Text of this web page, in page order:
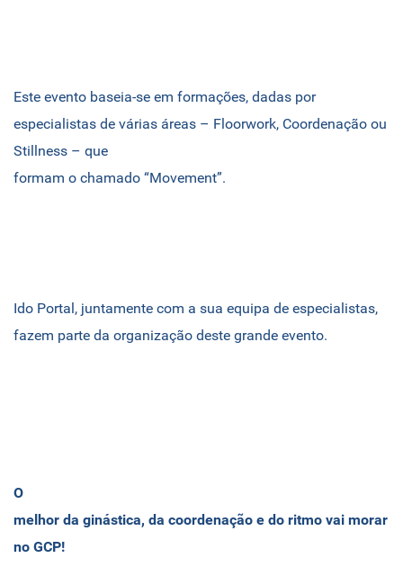
Este evento baseia-se em formações, dadas por
especialistas de várias áreas – Floorwork, Coordenação ou
Stillness – que
formam o chamado “Movement”.
Ido Portal, juntamente com a sua equipa de especialistas,
fazem parte da organização deste grande evento.
O
melhor da ginástica, da coordenação e do ritmo vai morar
no GCP!